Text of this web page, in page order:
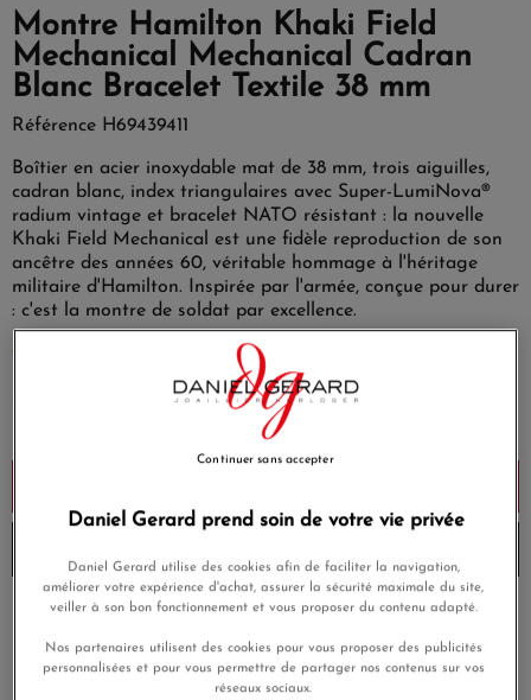
Montre Hamilton Khaki Field
Mechanical Mechanical Cadran
Blanc Bracelet Textile 38 mm
Référence H69439411
Boîtier en acier inoxydable mat de 38 mm, trois aiguilles,
cadran blanc, index triangulaires avec Super-LumiNova®
radium vintage et bracelet NATO résistant : la nouvelle
Khaki Field Mechanical est une fidèle reproduction de son
ancêtre des années 60, véritable hommage à l'héritage
militaire d'Hamilton. Inspirée par l'armée, conçue pour durer
: c'est la montre de soldat par excellence.
Payez seulement 62,50 € aujourd'hui
Payez en 4x ou 10x
sans frais
Daniel Gerard prend soin de votre vie privée
Daniel Gerard utilise des cookies afin de faciliter la navigation,
améliorer votre expérience d'achat, assurer la sécurité maximale du site,
veiller à son bon fonctionnement et vous proposer du contenu adapté.
Nos partenaires utilisent des cookies pour vous proposer des publicités
personnalisées et pour vous permettre de partager nos contenus sur vos
réseaux sociaux.
Continuer sans accepter